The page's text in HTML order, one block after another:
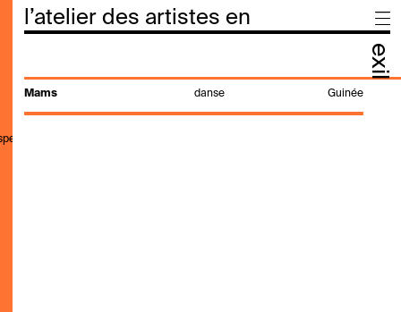
l’atelier des artistes en
exil
Mams danse Guinée